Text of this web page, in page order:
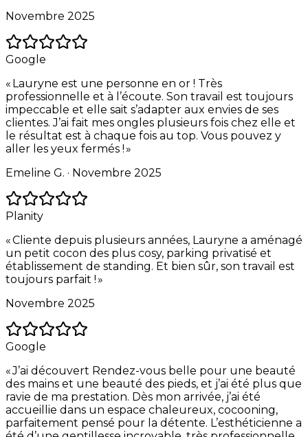
Novembre 2025
Google
« Lauryne est une personne en or ! Très
professionnelle et à l’écoute. Son travail est toujours
impeccable et elle sait s’adapter aux envies de ses
clientes. J’ai fait mes ongles plusieurs fois chez elle et
le résultat est à chaque fois au top. Vous pouvez y
aller les yeux fermés !»
Emeline G. · Novembre 2025
Planity
«Cliente depuis plusieurs années, Lauryne a aménagé
un petit cocon des plus cosy, parking privatisé et
établissement de standing. Et bien sûr, son travail est
toujours parfait !»
Novembre 2025
Google
«J’ai découvert Rendez-vous belle pour une beauté
des mains et une beauté des pieds, et j’ai été plus que
ravie de ma prestation. Dès mon arrivée, j’ai été
accueillie dans un espace chaleureux, cocooning,
parfaitement pensé pour la détente. L’esthéticienne a